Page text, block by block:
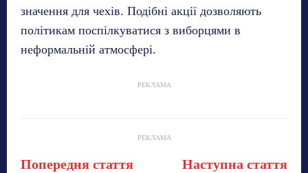
значення для чехів. Подібні акції дозволяють
політикам поспілкуватися з виборцями в
неформальній атмосфері.
РЕКЛАМА
РЕКЛАМА
Попередня стаття Наступна стаття